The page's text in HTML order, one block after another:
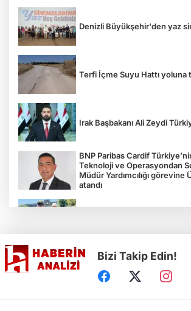
Denizli Büyükşehir'den yaz
Terfi İçme Suyu Hattı yoluna
Irak Başbakanı Ali Zeydi
BNP Paribas Cardif
Teknoloji ve Operasyondan
Müdür Yardımcılığı görevine
atandı
Bizi Takip Edin!